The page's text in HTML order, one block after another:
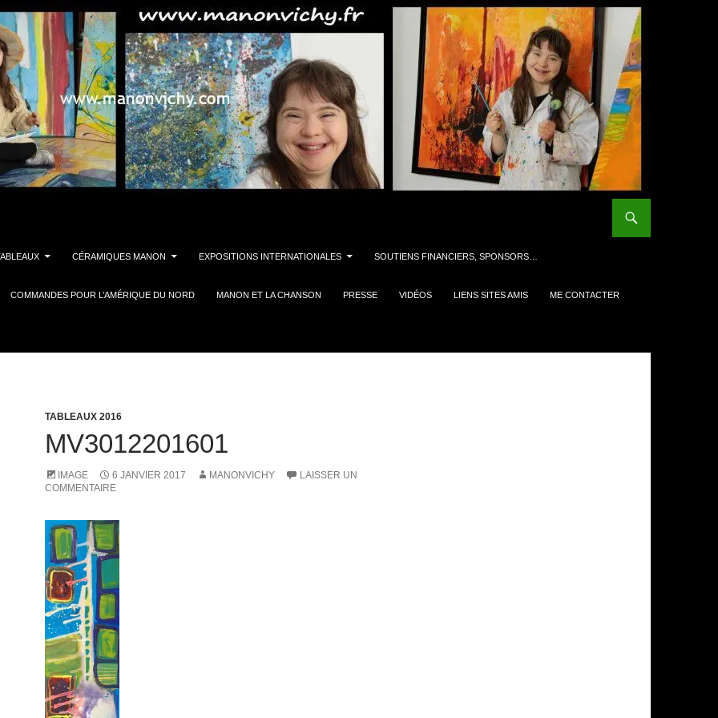
CÉRAMIQUES MANON EXPOSITIONS INTERNATIONALES SOUTIENS FINANCIERS, SPONSORS…
COMMANDES POUR L’AMÉRIQUE DU NORD MANON ET LA CHANSON PRESSE VIDÉOS LIENS SITES AMIS ME CONTACTER
TABLEAUX 2016
MV3012201601
IMAGE 6 JANVIER 2017 MANONVICHY
LAISSER UN
COMMENTAIRE